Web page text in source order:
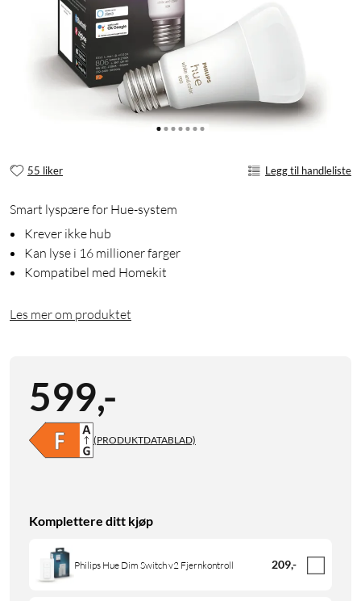
55 liker Legg til handleliste
Smart lyspære for Hue-system
Krever ikke hub
Kan lyse i 16 millioner farger
Kompatibel med Homekit
Les mer om produktet
599,-
(PRODUKTDATABLAD)
Komplettere ditt kjøp
Philips Hue Dim Switch v2 Fjernkontroll 209,-